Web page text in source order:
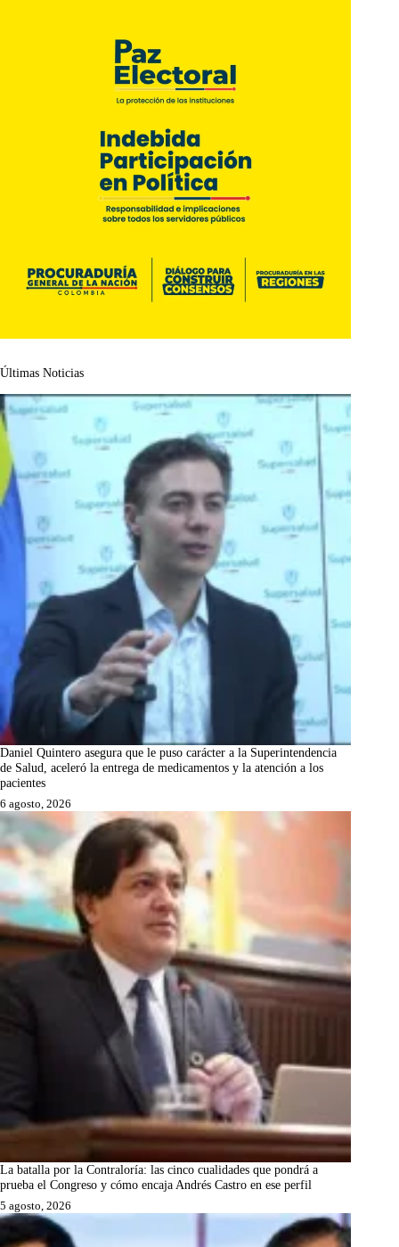
Últimas Noticias
Daniel Quintero asegura que le puso carácter a la Superintendencia
de Salud, aceleró la entrega de medicamentos y la atención a los
pacientes
6 agosto, 2026
La batalla por la Contraloría: las cinco cualidades que pondrá a
prueba el Congreso y cómo encaja Andrés Castro en ese perfil
5 agosto, 2026